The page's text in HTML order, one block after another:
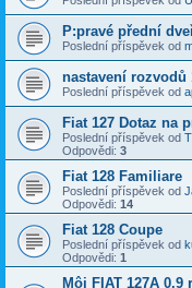
P:pravé přední
Poslední příspěvek od
nastavení rozvodů
Poslední příspěvek od
Fiat 127 Dotaz na
Poslední příspěvek od
Odpovědi: 3
Fiat 128 Familiare
Poslední příspěvek od
Odpovědi: 14
Fiat 128 Coupe
Poslední příspěvek od
Odpovědi: 1
Môj FIAT 127A 0.9